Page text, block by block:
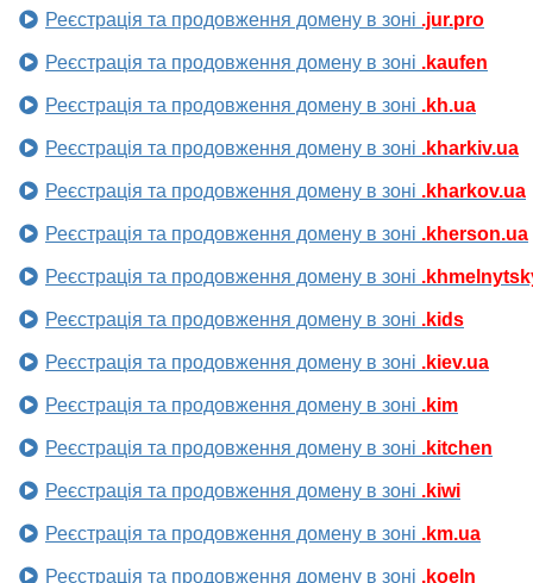
Реєстрація та продовження домену в зоні .jur.pro
Реєстрація та продовження домену в зоні .kaufen
Реєстрація та продовження домену в зоні .kh.ua
Реєстрація та продовження домену в зоні .kharkiv.ua
Реєстрація та продовження домену в зоні .kharkov.ua
Реєстрація та продовження домену в зоні .kherson.ua
Реєстрація та продовження домену в зоні
Реєстрація та продовження домену в зоні .kids
Реєстрація та продовження домену в зоні .kiev.ua
Реєстрація та продовження домену в зоні .kim
Реєстрація та продовження домену в зоні .kitchen
Реєстрація та продовження домену в зоні .kiwi
Реєстрація та продовження домену в зоні .km.ua
Реєстрація та продовження домену в зоні .koeln